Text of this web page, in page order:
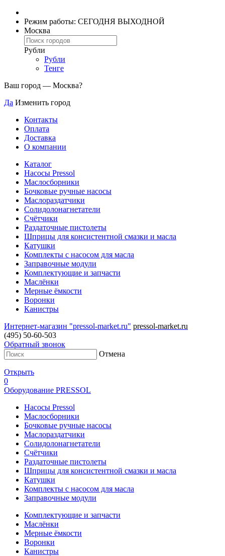
Режим работы: СЕГОДНЯ ВЫХОДНОЙ
Москва
Рубли
Рубли
Тенге
Ваш город — Москва?
Да Изменить город
Контакты
Оплата
Доставка
О компании
Каталог
Насосы Pressol
Маслосборники
Бочковые ручные насосы
Маслораздатчики
Солидолонагнетатели
Счётчики
Раздаточные пистолеты
Шприцы для консистентной смазки и масла
Катушки
Комплекты с насосом для масла
Заправочные модули
Комплектующие и запчасти
Маслёнки
Мерные ёмкости
Воронки
Канистры
Интернет-магазин "pressol-market.ru" pressol-market.ru
(495) 50-60-503
Обратный звонок
Отмена
Открыть
0
Оборудование PRESSOL
Насосы Pressol
Маслосборники
Бочковые ручные насосы
Маслораздатчики
Солидолонагнетатели
Счётчики
Раздаточные пистолеты
Шприцы для консистентной смазки и масла
Катушки
Комплекты с насосом для масла
Заправочные модули
Комплектующие и запчасти
Маслёнки
Мерные ёмкости
Воронки
Канистры